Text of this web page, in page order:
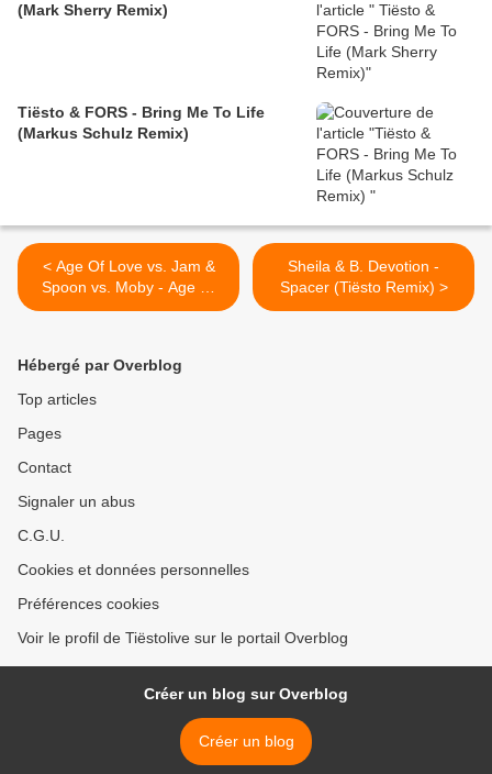
(Mark Sherry Remix)
Tiësto & FORS - Bring Me To Life
(Markus Schulz Remix)
< Age Of Love vs. Jam &
Spoon vs. Moby - Age Of
Love vs. Stella vs. Go
Sheila & B. Devotion -
Spacer (Tiësto Remix) >
Hébergé par Overblog
Top articles
Pages
Contact
Signaler un abus
C.G.U.
Cookies et données personnelles
Préférences cookies
Voir le profil de Tiëstolive sur le portail Overblog
Créer un blog sur Overblog
Créer un blog